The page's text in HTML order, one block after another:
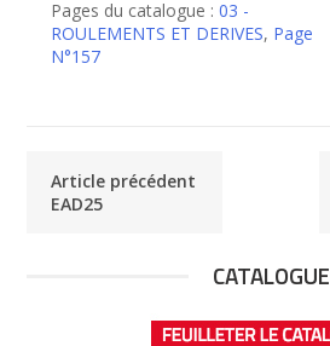
Pages du catalogue :03 -
ROULEMENTS ET DERIVES, Page
N°157
Article précédent
EAD25
CATALOGUE